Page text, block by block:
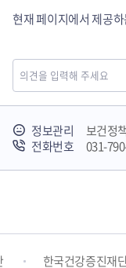
현재 페이지에서 제공
정보관리
보건정
전화번호
031-
(부설 자살예방센터)
한국건강증진재